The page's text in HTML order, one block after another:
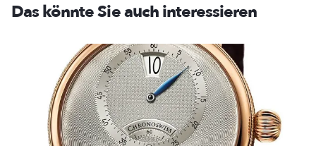
Das könnte Sie auch interessieren